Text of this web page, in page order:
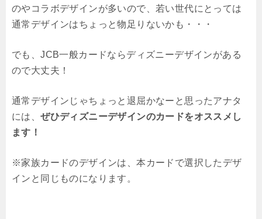
のやコラボデザインが多いので、若い世代にとっては
通常デザインはちょっと物足りないかも・・・
でも、JCB一般カードならディズニーデザインがある
ので大丈夫！
通常デザインじゃちょっと退屈かなーと思ったアナタ
には、ぜひディズニーデザインのカードをオススメし
ます！
※家族カードのデザインは、本カードで選択したデザ
インと同じものになります。